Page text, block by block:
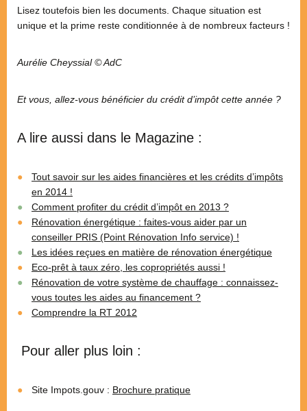
Lisez toutefois bien les documents. Chaque situation est
unique et la prime reste conditionnée à de nombreux facteurs !
Aurélie Cheyssial © AdC
Et vous, allez-vous bénéficier du crédit d’impôt cette année ?
A lire aussi dans le Magazine :
Tout savoir sur les aides financières et les crédits d’impôts
en 2014 !
Comment profiter du crédit d’impôt en 2013 ?
Rénovation énergétique : faites-vous aider par un
conseiller PRIS (Point Rénovation Info service) !
Les idées reçues en matière de rénovation énergétique
Eco-prêt à taux zéro, les copropriétés aussi !
Rénovation de votre système de chauffage : connaissez-
vous toutes les aides au financement ?
Comprendre la RT 2012
Pour aller plus loin :
Site Impots.gouv : Brochure pratique